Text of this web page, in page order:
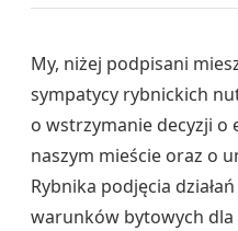
My, niżej podpisani
sympatycy rybnickich
o wstrzymanie decyzji
naszym mieście oraz o
Rybnika podjęcia
warunków bytowych dla